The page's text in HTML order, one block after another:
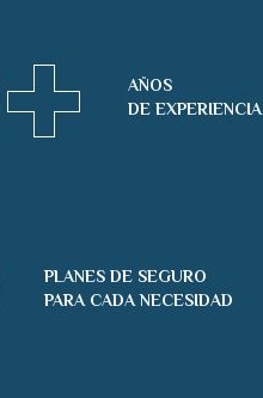
+
AÑOS
DE EXPERIENCIA
PLANES DE SEGURO
PARA CADA NECESIDAD